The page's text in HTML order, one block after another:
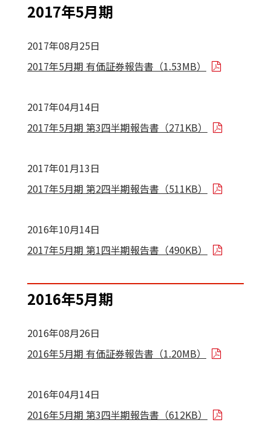
2017年5月期
2017年08月25日
2017年5月期 有価証券報告書（1.53MB）
2017年04月14日
2017年5月期 第3四半期報告書（271KB）
2017年01月13日
2017年5月期 第2四半期報告書（511KB）
2016年10月14日
2017年5月期 第1四半期報告書（490KB）
2016年5月期
2016年08月26日
2016年5月期 有価証券報告書（1.20MB）
2016年04月14日
2016年5月期 第3四半期報告書（612KB）